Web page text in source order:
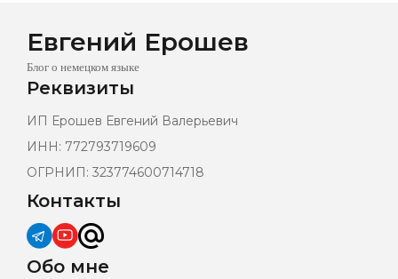
Евгений Ерошев
Блог о немецком языке
Реквизиты
ИП Ерошев Евгений Валерьевич
ИНН: 772793719609
ОГРНИП: 323774600714718
Контакты
Обо мне